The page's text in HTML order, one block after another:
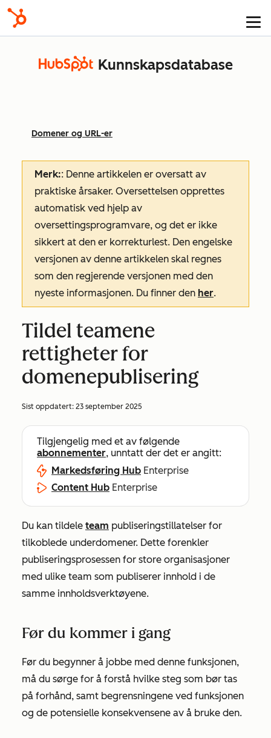
Kunnskapsdatabase
Domener og URL-er
Merk:: Denne artikkelen er oversatt av
praktiske årsaker. Oversettelsen opprettes
automatisk ved hjelp av
oversettingsprogramvare, og det er ikke
sikkert at den er korrekturlest. Den engelske
versjonen av denne artikkelen skal regnes
som den regjerende versjonen med den
nyeste informasjonen. Du finner den her.
Tildel teamene
rettigheter for
domenepublisering
Sist oppdatert: 23 september 2025
Tilgjengelig med et av følgende
abonnementer, unntatt der det er angitt:
Markedsføring Hub Enterprise
Content Hub Enterprise
Du kan tildele team publiseringstillatelser for
tilkoblede underdomener. Dette forenkler
publiseringsprosessen for store organisasjoner
med ulike team som publiserer innhold i de
samme innholdsverktøyene.
Før du kommer i gang
Før du begynner å jobbe med denne funksjonen,
må du sørge for å forstå hvilke steg som bør tas
på forhånd, samt begrensningene ved funksjonen
og de potensielle konsekvensene av å bruke den.